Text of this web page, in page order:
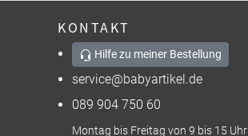
KONTAKT
Hilfe zu meiner Bestellung
service@babyartikel.de
089 904 750 60
Montag bis Freitag von 9 bis 15 Uhr